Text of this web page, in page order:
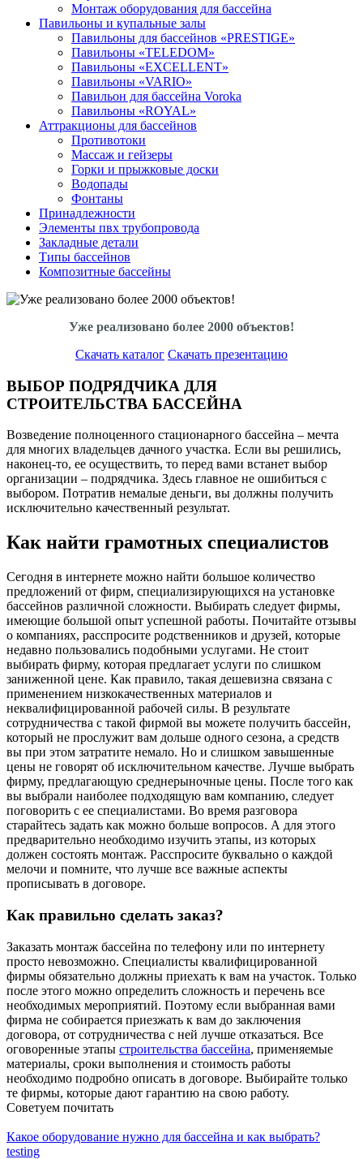
Монтаж оборудования для бассейна
Павильоны и купальные залы
Павильоны для бассейнов «PRESTIGE»
Павильоны «TELEDOM»
Павильоны «EXCELLENT»
Павильоны «VARIO»
Павильон для бассейна Voroka
Павильоны «ROYAL»
Аттракционы для бассейнов
Противотоки
Массаж и гейзеры
Горки и прыжковые доски
Водопады
Фонтаны
Принадлежности
Элементы пвх трубопровода
Закладные детали
Типы бассейнов
Композитные бассейны
Уже реализовано более 2000 объектов!
Скачать каталог Скачать презентацию
ВЫБОР ПОДРЯДЧИКА ДЛЯ
СТРОИТЕЛЬСТВА БАССЕЙНА
Возведение полноценного стационарного бассейна – мечта
для многих владельцев дачного участка. Если вы решились,
наконец-то, ее осуществить, то перед вами встанет выбор
организации – подрядчика. Здесь главное не ошибиться с
выбором. Потратив немалые деньги, вы должны получить
исключительно качественный результат.
Как найти грамотных специалистов
Сегодня в интернете можно найти большое количество
предложений от фирм, специализирующихся на установке
бассейнов различной сложности. Выбирать следует фирмы,
имеющие большой опыт успешной работы. Почитайте отзывы
о компаниях, расспросите родственников и друзей, которые
недавно пользовались подобными услугами. Не стоит
выбирать фирму, которая предлагает услуги по слишком
заниженной цене. Как правило, такая дешевизна связана с
применением низкокачественных материалов и
неквалифицированной рабочей силы. В результате
сотрудничества с такой фирмой вы можете получить бассейн,
который не прослужит вам дольше одного сезона, а средств
вы при этом затратите немало. Но и слишком завышенные
цены не говорят об исключительном качестве. Лучше выбрать
фирму, предлагающую среднерыночные цены. После того как
вы выбрали наиболее подходящую вам компанию, следует
поговорить с ее специалистами. Во время разговора
старайтесь задать как можно больше вопросов. А для этого
предварительно необходимо изучить этапы, из которых
должен состоять монтаж. Расспросите буквально о каждой
мелочи и помните, что лучше все важные аспекты
прописывать в договоре.
Как правильно сделать заказ?
Заказать монтаж бассейна по телефону или по интернету
просто невозможно. Специалисты квалифицированной
фирмы обязательно должны приехать к вам на участок. Только
после этого можно определить сложность и перечень все
необходимых мероприятий. Поэтому если выбранная вами
фирма не собирается приезжать к вам до заключения
договора, от сотрудничества с ней лучше отказаться. Все
оговоренные этапы строительства бассейна, применяемые
материалы, сроки выполнения и стоимость работы
необходимо подробно описать в договоре. Выбирайте только
те фирмы, которые дают гарантию на свою работу.
Советуем почитать
Какое оборудование нужно для бассейна и как выбрать?
testing